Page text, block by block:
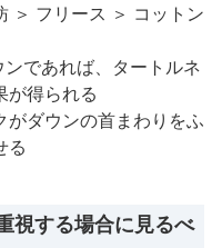
＞ フリース ＞ コットン
ンであれば、タートルネ
が得られる
がダウンの首まわりをふ
る
視する場合に見るべ